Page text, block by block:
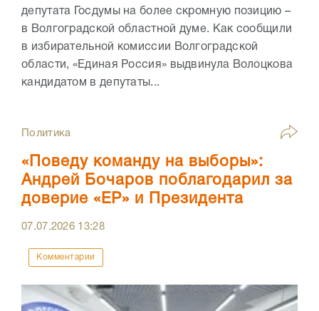
депутата Госдумы на более скромную позицию –
в Волгоградской областной думе. Как сообщили
в избирательной комиссии Волгоградской
области, «Единая Россия» выдвинула Волоцкова
кандидатом в депутаты...
Политика
«Поведу команду на выборы»:
Андрей Бочаров поблагодарил за
доверие «ЕР» и Президента
07.07.2026 13:28
Комментарии